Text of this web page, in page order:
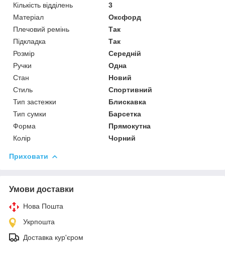
Кількість відділень
3
Матеріал
Оксфорд
Плечовий ремінь
Так
Підкладка
Так
Розмір
Середній
Ручки
Одна
Стан
Новий
Стиль
Спортивний
Тип застежки
Блискавка
Тип сумки
Барсетка
Форма
Прямокутна
Колір
Чорний
Приховати
Умови доставки
Нова Пошта
Укрпошта
Доставка кур'єром